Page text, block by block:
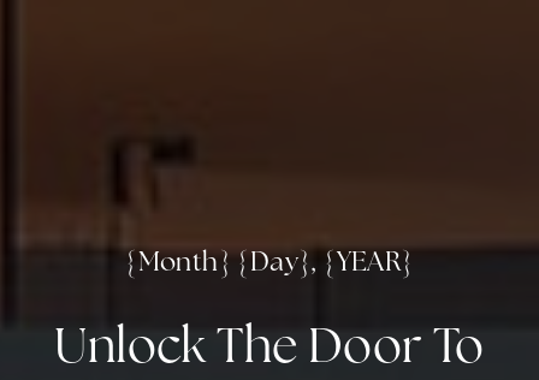
{Month} {Day}, {YEAR}
Unlock The Door To